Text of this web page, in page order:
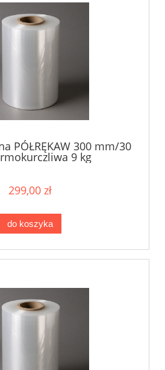
PÓŁRĘKAW 300 mm/30
9 kg
299,00 zł
do koszyka